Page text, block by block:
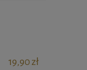
19,90 zł